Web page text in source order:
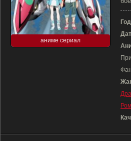
аниме сериал